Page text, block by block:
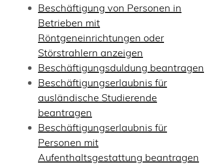
Beschäftigung von Personen in
Betrieben mit
Röntgeneinrichtungen oder
Störstrahlern anzeigen
Beschäftigungsduldung beantragen
Beschäftigungserlaubnis für
ausländische Studierende
beantragen
Beschäftigungserlaubnis für
Personen mit
Aufenthaltsgestattung beantragen